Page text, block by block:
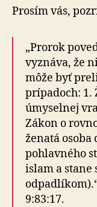
Prosím vás,
„Prorok
vyznáva, že
môže byť
prípadoch: 1.
úmyselnej
Zákon o
ženatá
pohlavného
islam a stane
9:83:17.